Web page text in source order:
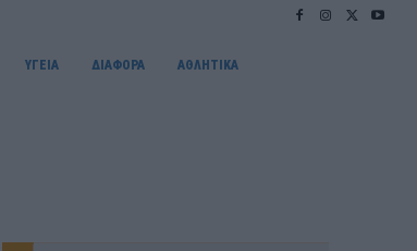
ΥΓΕΙΑ ΔΙΑΦΟΡΑ ΑΘΛΗΤΙΚΑ